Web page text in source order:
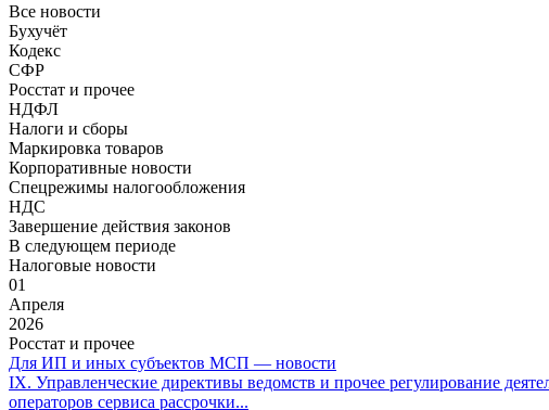
Все новости
Бухучёт
Кодекс
СФР
Росстат и прочее
НДФЛ
Налоги и сборы
Маркировка товаров
Корпоративные новости
Спецрежимы налогообложения
НДС
Завершение действия законов
В следующем периоде
Налоговые новости
01
Апреля
2026
Росстат и прочее
Для ИП и иных субъектов МСП — новости
IX. Управленческие директивы ведомств и прочее регулирование
операторов сервиса рассрочки...